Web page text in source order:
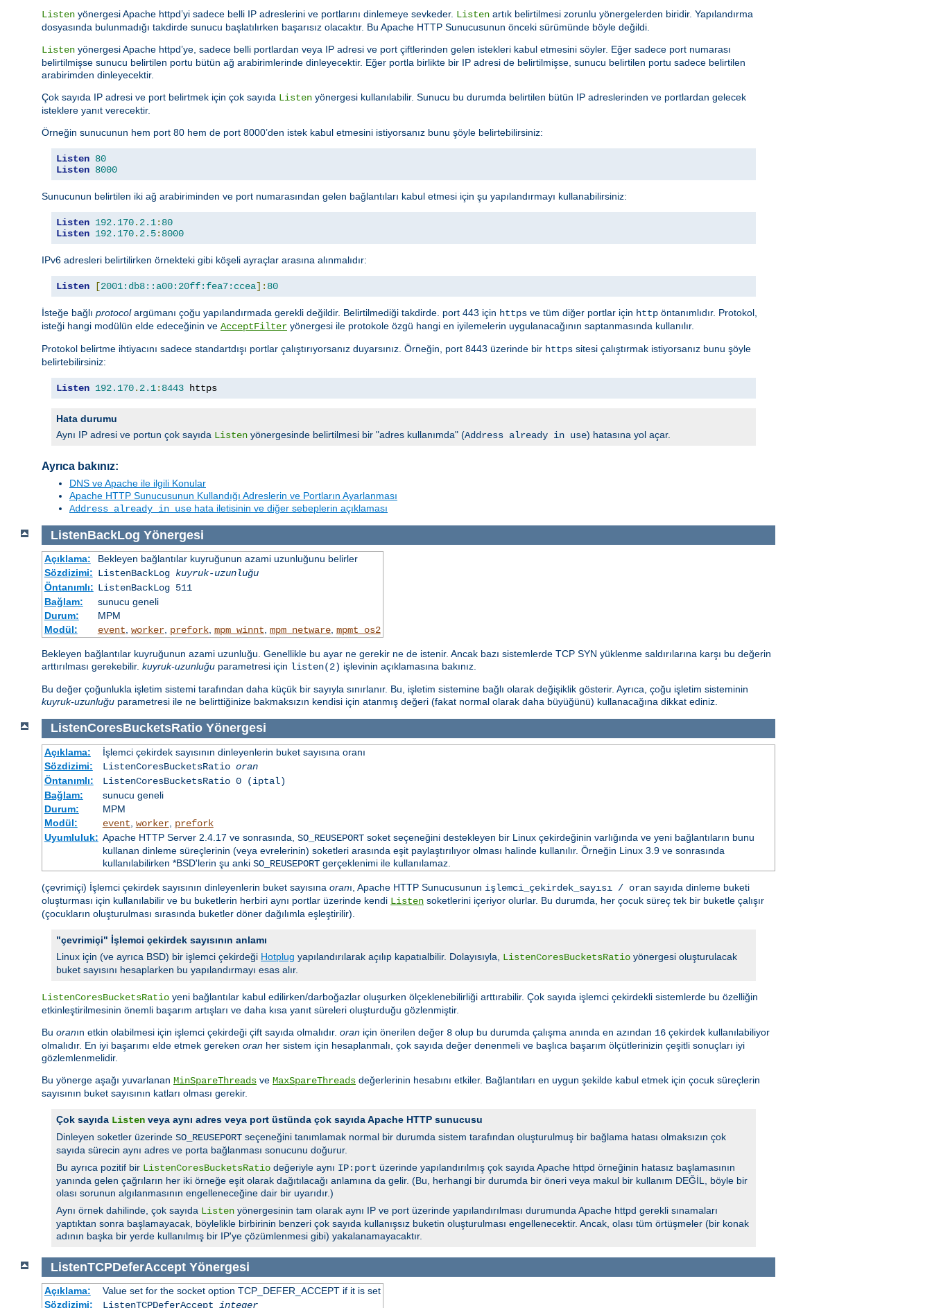
Listen yönergesi Apache httpd’yi sadece belli IP adreslerini ve portlarını dinlemeye sevkeder. Listen artık belirtilmesi zorunlu yönergelerden biridir. Yapılandırma
dosyasında bulunmadığı takdirde sunucu başlatılırken başarısız olacaktır. Bu Apache HTTP Sunucusunun önceki sürümünde böyle değildi.
Listen yönergesi Apache httpd’ye, sadece belli portlardan veya IP adresi ve port çiftlerinden gelen istekleri kabul etmesini söyler. Eğer sadece port numarası
belirtilmişse sunucu belirtilen portu bütün ağ arabirimlerinde dinleyecektir. Eğer portla birlikte bir IP adresi de belirtilmişse, sunucu belirtilen portu sadece belirtilen
arabirimden dinleyecektir.
Çok sayıda IP adresi ve port belirtmek için çok sayıda Listen yönergesi kullanılabilir. Sunucu bu durumda belirtilen bütün IP adreslerinden ve portlardan gelecek
isteklere yanıt verecektir.
Örneğin sunucunun hem port 80 hem de port 8000’den istek kabul etmesini istiyorsanız bunu şöyle belirtebilirsiniz:
Listen 80
Listen 8000
Sunucunun belirtilen iki ağ arabiriminden ve port numarasından gelen bağlantıları kabul etmesi için şu yapılandırmayı kullanabilirsiniz:
Listen 192.170. 2.1: 80
Listen 192.170. 2.5: 8000
IPv6 adresleri belirtilirken örnekteki gibi köşeli ayraçlar arasına alınmalıdır:
Listen [2001:db8::a00:20ff:fea7:ccea]: 80
İsteğe bağlı protocolargümanı çoğu yapılandırmada gerekli değildir. Belirtilmediği takdirde. port 443 için https ve tüm diğer portlar için http öntanımlıdır. Protokol,
isteği hangi modülün elde edeceğinin ve AcceptFilter yönergesi ile protokole özgü hangi en iyilemelerin uygulanacağının saptanmasında kullanılır.
Protokol belirtme ihtiyacını sadece standartdışı portlar çalıştırıyorsanız duyarsınız. Örneğin, port 8443 üzerinde bir https sitesi çalıştırmak istiyorsanız bunu şöyle
belirtebilirsiniz:
Listen 192.170. 2.1: 8443 https
Hata durumu
Aynı IP adresi ve portun çok sayıda Listen yönergesinde belirtilmesi bir "adres kullanımda" (Address already in use) hatasına yol açar.
Ayrıca bakınız:
DNS ve Apache ile ilgili Konular
Apache HTTP Sunucusunun Kullandığı Adreslerin ve Portların Ayarlanması
Address already in use hata iletisinin ve diğer sebeplerin açıklaması
ListenBackLog Yönergesi
Açıklama:
Bekleyen bağlantılar kuyruğunun azami uzunluğunu belirler
Sözdizimi: ListenBackLog kuyruk-uzunluğu
Öntanımlı: ListenBackLog 511
Bağlam:
sunucu geneli
Durum:
MPM
Modül:
event, worker, prefork, mpm_winnt, mpm_netware, mpmt_os2
Bekleyen bağlantılar kuyruğunun azami uzunluğu. Genellikle bu ayar ne gerekir ne de istenir. Ancak bazı sistemlerde TCP SYN yüklenme saldırılarına karşı bu değerin
arttırılması gerekebilir. kuyruk-uzunluğu parametresi için listen(2) işlevinin açıklamasına bakınız.
Bu değer çoğunlukla işletim sistemi tarafından daha küçük bir sayıyla sınırlanır. Bu, işletim sistemine bağlı olarak değişiklik gösterir. Ayrıca, çoğu işletim sisteminin
kuyruk-uzunluğu parametresi ile ne belirttiğinize bakmaksızın kendisi için atanmış değeri (fakat normal olarak daha büyüğünü) kullanacağına dikkat ediniz.
ListenCoresBucketsRatio Yönergesi
Açıklama:
İşlemci çekirdek sayısının dinleyenlerin buket sayısına oranı
Sözdizimi:
ListenCoresBucketsRatio oran
Öntanımlı:
ListenCoresBucketsRatio 0 (iptal)
Bağlam:
sunucu geneli
Durum:
MPM
Modül:
event worker, prefork
Uyumluluk: Apache HTTP Server 2.4.17 ve sonrasında, SO_REUSEPORTsoket seçeneğini destekleyen bir Linux çekirdeğinin varlığında ve yeni bağlantıların bunu
kullanan dinleme süreçlerinin (veya evrelerinin) soketleri arasında eşit paylaştırılıyor olması halinde kullanılır. Örneğin Linux 3.9 ve sonrasında
kullanılabilirken *BSD'lerin şu anki SO_REUSEPORTgerçeklenimi ile kullanılamaz.
(çevrimiçi) İşlemci çekirdek sayısının dinleyenlerin buket sayısına oranı, Apache HTTP Sunucusunun işlemci_çekirdek_sayısı / oran sayıda dinleme buketi
oluşturması için kullanılabilir ve bu buketlerin herbiri aynı portlar üzerinde kendi Listen soketlerini içeriyor olurlar. Bu durumda, her çocuk süreç tek bir buketle çalışır
(çocukların oluşturulması sırasında buketler döner dağılımla eşleştirilir).
"çevrimiçi" İşlemci çekirdek sayısının anlamı
Linux için (ve ayrıca BSD) bir işlemci çekirdeği Hotplug yapılandırılarak açılıp kapatıalbilir. Dolayısıyla, ListenCoresBucketsRatio yönergesi oluşturulacak
buket sayısını hesaplarken bu yapılandırmayı esas alır.
ListenCoresBucketsRatio yeni bağlantılar kabul edilirken/darboğazlar oluşurken ölçeklenebilirliği arttırabilir. Çok sayıda işlemci çekirdekli sistemlerde bu özelliğin
etkinleştirilmesinin önemli başarım artışları ve daha kısa yanıt süreleri oluşturduğu gözlenmiştir.
Bu oranın etkin olabilmesi için işlemci çekirdeği çift sayıda olmalıdır. oran için önerilen değer 8 olup bu durumda çalışma anında en azından 16 çekirdek kullanılabiliyor
olmalıdır. En iyi başarımı elde etmek gereken oran her sistem için hesaplanmalı, çok sayıda değer denenmeli ve başlıca başarım ölçütlerinizin çeşitli sonuçları iyi
gözlemlenmelidir.
Bu yönerge aşağı yuvarlanan MinSpareThreads ve MaxSpareThreads değerlerinin hesabını etkiler. Bağlantıları en uygun şekilde kabul etmek için çocuk süreçlerin
sayısının buket sayısının katları olması gerekir.
Çok sayıda Listen veya aynı adres veya port üstünda çok sayıda Apache HTTP sunucusu
Dinleyen soketler üzerinde SO_REUSEPORT seçeneğini tanımlamak normal bir durumda sistem tarafından oluşturulmuş bir bağlama hatası olmaksızın çok
sayıda sürecin aynı adres ve porta bağlanması sonucunu doğurur.
Bu ayrıca pozitif bir ListenCoresBucketsRatio değeriyle aynı IP:port üzerinde yapılandırılmış çok sayıda Apache httpd örneğinin hatasız başlamasının
yanında gelen çağrıların her iki örneğe eşit olarak dağıtılacağı anlamına da gelir. (Bu, herhangi bir durumda bir öneri veya makul bir kullanım DEĞİL, böyle bir
olası sorunun algılanmasının engelleneceğine dair bir uyarıdır.)
Aynı örnek dahilinde, çok sayıda Listen yönergesinin tam olarak aynı IP ve port üzerinde yapılandırılması durumunda Apache httpd gerekli sınamaları
yaptıktan sonra başlamayacak, böylelikle birbirinin benzeri çok sayıda kullanışsız buketin oluşturulması engellenecektir. Ancak, olası tüm örtüşmeler (bir konak
adının başka bir yerde kullanılmış bir IP'ye çözümlenmesi gibi) yakalanamayacaktır.
ListenTCPDeferAccept Yönergesi
Açıklama:
Value set for the socket option TCP_DEFER_ACCEPT if it is set
Sözdizimi:
ListenTCPDeferAccept integer